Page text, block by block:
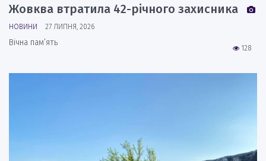
Жовква втратила 42-річного захисника
НОВИНИ 27 ЛИПНЯ, 2026
128
Вічна пам’ять